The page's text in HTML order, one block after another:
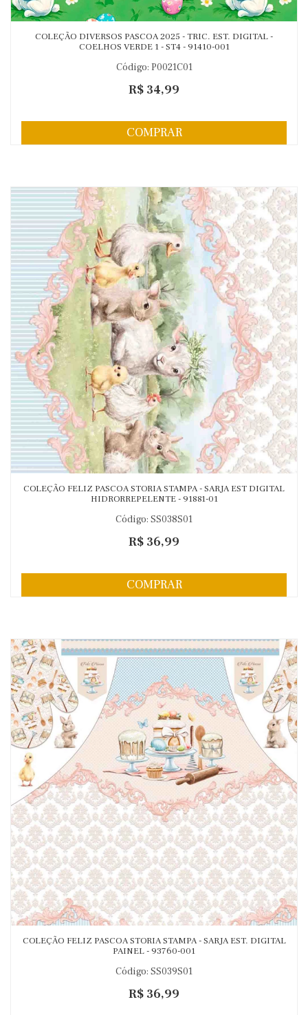
COLEÇÃO DIVERSOS PASCOA 2025 - TRIC. EST. DIGITAL -
COELHOS VERDE 1 - ST4 - 91410-001
Código: P0021C01
R$ 34,99
COMPRAR
COLEÇÃO FELIZ PASCOA STORIA STAMPA - SARJA EST DIGITAL
HIDRORREPELENTE - 91881-01
Código: SS038S01
R$ 36,99
COMPRAR
COLEÇÃO FELIZ PASCOA STORIA STAMPA - SARJA EST. DIGITAL
PAINEL - 93760-001
Código: SS039S01
R$ 36,99